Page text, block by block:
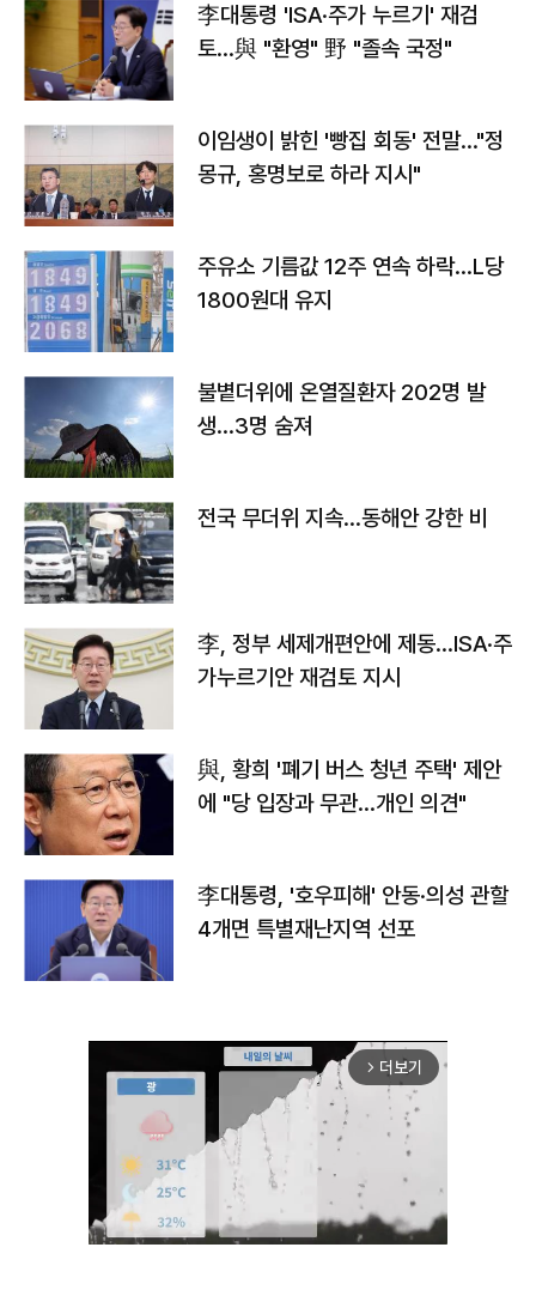
李대통령 'ISA·주가 누르기' 재검
토…與 "환영" 野 "졸속 국정"
이임생이 밝힌 '빵집 회동' 전말…"정
몽규, 홍명보로 하라 지시"
주유소 기름값 12주 연속 하락…L당
1800원대 유지
불볕더위에 온열질환자 202명 발
생…3명 숨져
전국 무더위 지속…동해안 강한 비
李, 정부 세제개편안에 제동…ISA·주
가누르기안 재검토 지시
與, 황희 '폐기 버스 청년 주택' 제안
에 "당 입장과 무관…개인 의견"
李대통령, '호우피해' 안동·의성 관할
4개면 특별재난지역 선포
arrow_forward_ios 더보기